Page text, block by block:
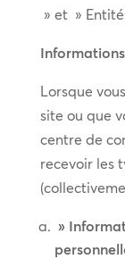
» et »
Lorsque
site ou que
centre de
recevoir les
»